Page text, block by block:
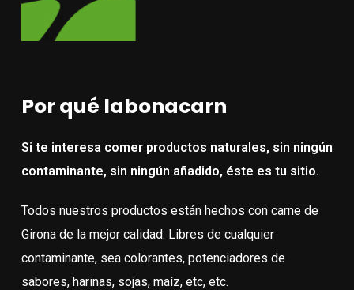
Por qué labonacarn
Si te interesa comer productos naturales, sin ningún
contaminante, sin ningún añadido, éste es tu sitio.
Todos nuestros productos están hechos con carne de
Girona de la mejor calidad. Libres de cualquier
contaminante, sea colorantes, potenciadores de
sabores, harinas, sojas, maíz, etc, etc.